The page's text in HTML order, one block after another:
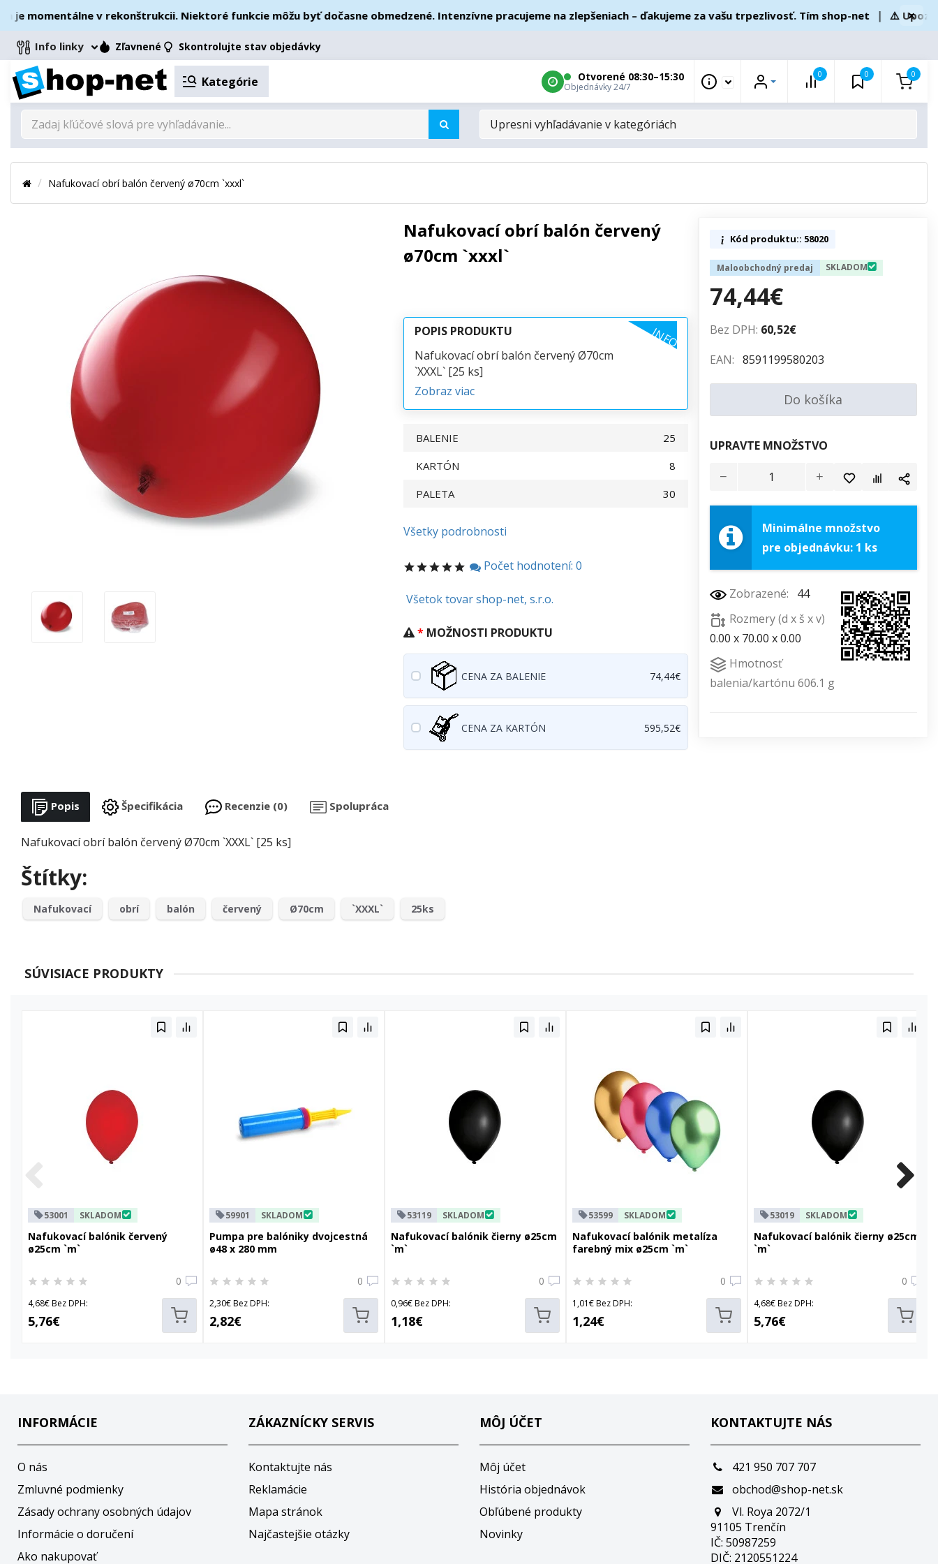
v rekonštrukcii. Niektoré funkcie môžu byť dočasne obmedzené. Intenzívne pracujeme na zlepšeniach – ďakujeme za vašu trpezlivosť. Tím shop-net❘⚠️ ×
Info linky Zľavnené Skontrolujte stav objedávky
Kategórie Otvorené 08:30–15:30
Objednávky 24/7
0 0 0
UPRESNI
VYHĽADÁVANIE
Nafukovací obrí balón červený ø70cm `xxxl`
Nafukovací obrí balón červený
ø70cm `xxxl`
POPIS PRODUKTU INFO
Nafukovací obrí balón červený Ø70cm
`XXXL` [25 ks]
Zobraz viac
BALENIE
25
KARTÓN
8
PALETA
30
Všetky podrobnosti
Počet hodnotení: 0
Všetok tovar shop-net, s.r.o.
MOŽNOSTI PRODUKTU
CENA ZA BALENIE 74,44€
CENA ZA KARTÓN 595,52€
Kód produktu:: 58020
Maloobchodný predaj SKLADOM
74,44€
Bez DPH: 60,52€
EAN: 8591199580203
Do košíka
UPRAVTE MNOŽSTVO
Minimálne množstvo
pre objednávku: 1 ks
Zobrazené:
44
Rozmery (d x š x v)
0.00 x 70.00 x 0.00
Hmotnosť
balenia/kartónu 606.1 g
Popis Špecifikácia Recenzie (0) Spolupráca
Nafukovací obrí balón červený Ø70cm `XXXL` [25 ks]
Štítky:
Nafukovací obrí balón červený Ø70cm `XXXL` 25ks
SÚVISIACE PRODUKTY
53001 SKLADOM
Nafukovací balónik červený
ø25cm `m`
0
4,68€ Bez DPH:
5,76€
59901 SKLADOM
Pumpa pre balóniky dvojcestná
ø48 x 280 mm
0
2,30€ Bez DPH:
2,82€
53119 SKLADOM
Nafukovací balónik čierny ø25cm
`m`
0
0,96€ Bez DPH:
1,18€
53599 SKLADOM
Nafukovací balónik metalíza
farebný mix ø25cm `m`
0
1,01€ Bez DPH:
1,24€
53019 SKLADOM
Nafukovací balónik čierny ø25cm
`m`
0
4,68€ Bez DPH:
5,76€
INFORMÁCIE
O nás
Zmluvné podmienky
Zásady ochrany osobných údajov
Informácie o doručení
Ako nakupovať
ZÁKAZNÍCKY SERVIS
Kontaktujte nás
Reklamácie
Mapa stránok
Najčastejšie otázky
MÔJ ÚČET
Môj účet
História objednávok
Obľúbené produkty
Novinky
KONTAKTUJTE NÁS
421 950 707 707
obchod@shop-net.sk
Vl. Roya 2072/1
91105 Trenčín
IČ: 50987259
DIČ: 2120551224